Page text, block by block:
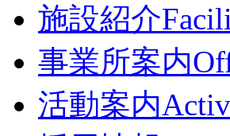
施設紹介
事業所案内
活動案内